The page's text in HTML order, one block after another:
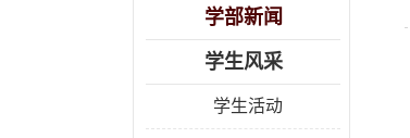
学部新闻
学生风采
学生活动